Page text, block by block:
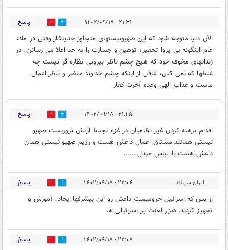
۲۱:۳۱ - ۱۴۰۲/۰۹/۱۸ 3 پاسخ
الآن دنیا متوجه شود که این صهیونیستهای متجاوز جنایتکار وقتی در ملاء
عام اینگونه بی پروا تحقیر، توهین و جسارت را به حد اعلا می رسانن، در
زندانهای مخوف خود که هیچ چشم ناظر بیرونی نظاره گر نیست چه
غلطها که نمی کنن، غافل از اینکه چشم خداوند حاضر و ناظر اعمال
ماست و عذاب الهی وعده آخرت کفار
۲۱:۴۵ - ۱۴۰۲/۰۹/۱۸ 7 پاسخ
اقدام برهنه کردن غیر نظامیان در غزه توسط ارتش تروریست صهیو
نیستی همانند مشتاق اعمال داعش هست و رژیم صهیو نیستی همان
داعش هست با لباس مبدل ......
ایران سربلند ۲۲:۰۴ - ۱۴۰۲/۰۹/۱۸ 1 پاسخ
از بس که اسرائیل حرومیست داعش رو این بیشرفها ایحاد، آموزش و
تجهیز کردند. هزار لعنت بر اسرائیلی ها
۲۲:۰۸ - ۱۴۰۲/۰۹/۱۸ 4 پاسخ